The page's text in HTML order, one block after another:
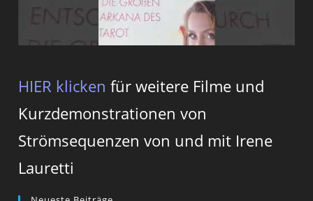
HIER klicken für weitere Filme und
Kurzdemonstrationen von
Strömsequenzen von und mit Irene
Lauretti